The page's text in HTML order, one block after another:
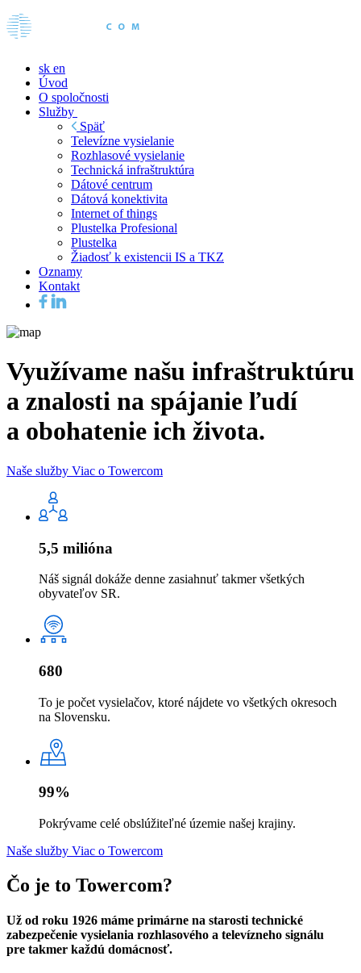
sk en
Úvod
O spoločnosti
Služby
Späť
Televízne vysielanie
Rozhlasové vysielanie
Technická infraštruktúra
Dátové centrum
Dátová konektivita
Internet of things
Plustelka Profesional
Plustelka
Žiadosť k existencii IS a TKZ
Oznamy
Kontakt
Využívame našu infraštruktúru
a znalosti na spájanie ľudí
a obohatenie ich života.
Naše služby Viac o Towercom
5,5 milióna
Náš signál dokáže denne zasiahnuť takmer všetkých
obyvateľov SR.
680
To je počet vysielačov, ktoré nájdete vo všetkých okresoch
na Slovensku.
99%
Pokrývame celé obslúžiteľné územie našej krajiny.
Naše služby Viac o Towercom
Čo je to Towercom?
Už od roku 1926 máme primárne na starosti technické
zabezpečenie vysielania rozhlasového a televízneho signálu
pre takmer každú domácnosť.